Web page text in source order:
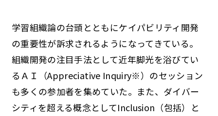
学習組織論の台頭とともにケイパビリティ開発
の重要性が訴求されるようになってきている。
組織開発の注目手法として近年脚光を浴びてい
るＡＩ（Appreciative Inquiry※）のセッション
も多くの参加者を集めていた。また、ダイバー
シティを超える概念としてInclusion（包括）と